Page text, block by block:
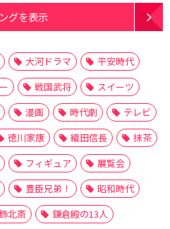
グを表示
大河ドラマ
平安時代
戦国武将
スイーツ
漫画 時代劇
テレビ
徳川家康 織田信長
抹茶
フィギュア
展覧会
豊臣兄弟！
昭和時代
北斎 鎌倉殿の13人